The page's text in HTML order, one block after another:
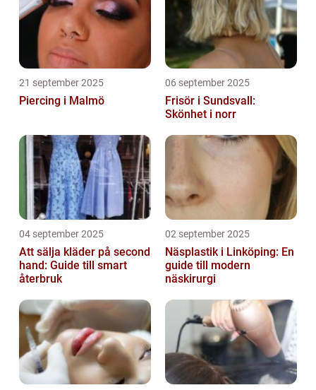
21 september 2025
Piercing i Malmö
06 september 2025
Frisör i Sundsvall:
Skönhet i norr
04 september 2025
Att sälja kläder på second
hand: Guide till smart
återbruk
02 september 2025
Näsplastik i Linköping: En
guide till modern
näskirurgi